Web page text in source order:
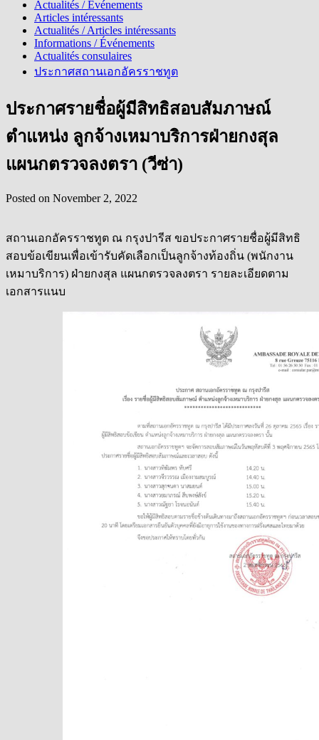
Actualités / Événements
Articles intéressants
Actualités / Articles intéressants
Informations / Événements
Actualités consulaires
ประกาศสถานเอกอัครราชทูต
ประกาศรายชื่อผู้มีสิทธิสอบสัมภาษณ์
ตำแหน่ง ลูกจ้างเหมาบริการฝ่ายกงสุล
แผนกตรวจลงตรา (วีซ่า)
Posted on November 2, 2022
สถานเอกอัครราชทูต ณ กรุงปารีส ขอประกาศรายชื่อผู้มีสิทธิ
สอบข้อเขียนเพื่อเข้ารับคัดเลือกเป็นลูกจ้างท้องถิ่น (พนักงาน
เหมาบริการ) ฝ่ายกงสุล แผนกตรวจลงตรา รายละเอียดตาม
เอกสารแนบ